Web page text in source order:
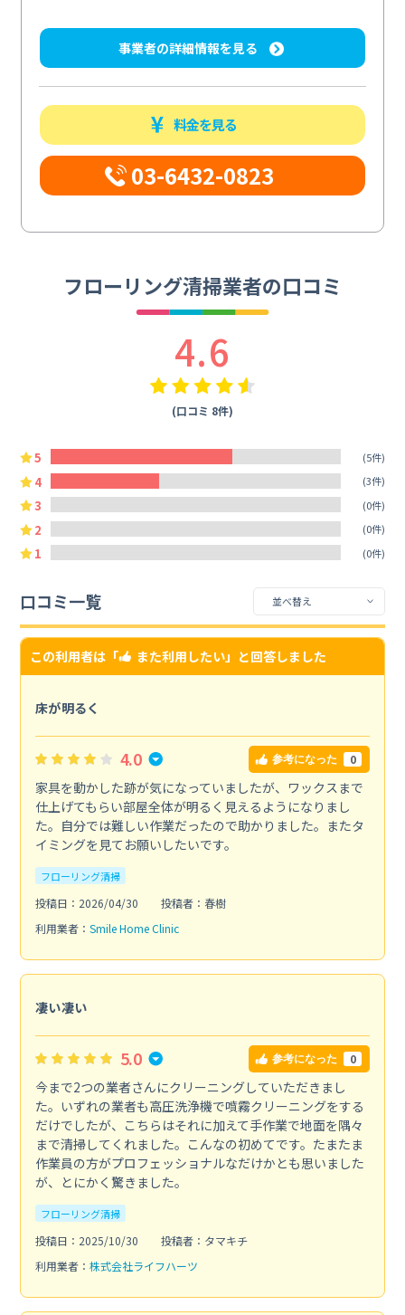
事業者の詳細情報を見る
料金を見る
03-6432-0823
フローリング清掃業者の口コミ
4.6
(口コミ 8件)
5 (5件)
4 (3件)
3 (0件)
2 (0件)
1 (0件)
口コミ一覧
この利用者は「 また利用したい」と回答しました
床が明るく
4.0 参考になった 0
家具を動かした跡が気になっていましたが、ワックスまで
仕上げてもらい部屋全体が明るく見えるようになりまし
た。自分では難しい作業だったので助かりました。またタ
イミングを見てお願いしたいです。
フローリング清掃
投稿日：2026/04/30
投稿者：春樹
利用業者： Smile Home Clinic
凄い凄い
5.0 参考になった 0
今まで2つの業者さんにクリーニングしていただきまし
た。いずれの業者も高圧洗浄機で噴霧クリーニングをする
だけでしたが、こちらはそれに加えて手作業で地面を隅々
まで清掃してくれました。こんなの初めてです。たまたま
作業員の方がプロフェッショナルなだけかとも思いました
が、とにかく驚きました。
フローリング清掃
投稿日：2025/10/30
投稿者：タマキチ
利用業者： 株式会社ライフハーツ